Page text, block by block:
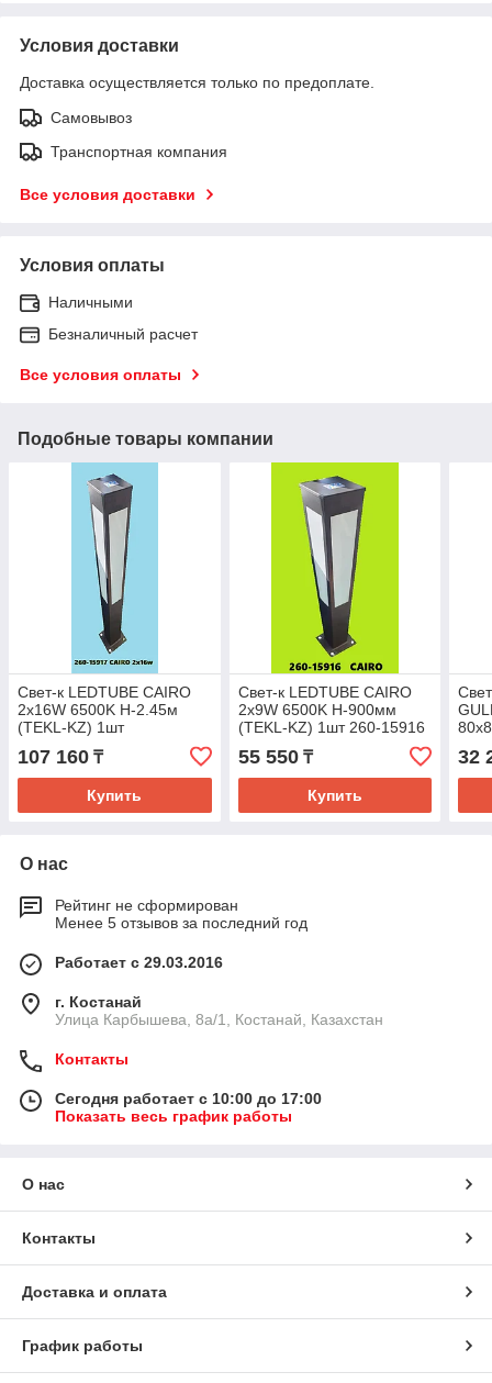
Условия доставки
Доставка осуществляется только по предоплате.
Самовывоз
Транспортная компания
Все условия доставки
Условия оплаты
Наличными
Безналичный расчет
Все условия оплаты
Подобные товары компании
Свет-к LEDTUBE CAIRO
2x16W 6500K H-2.45м
(TEKL-KZ) 1шт
107 160 ₸
Купить
Свет-к LEDTUBE CAIRO
2x9W 6500K H-900мм
(TEKL-KZ) 1шт 260-15916
55 550₸
Купить
32
О нас
Рейтинг не сформирован
Менее 5 отзывов за последний год
Работает с 29.03.2016
г. Костанай
Улица Карбышева, 8а/1, Костанай, Казахстан
Контакты
Сегодня работает с 10:00 до 17:00
Показать весь график работы
О нас
Контакты
Доставка и оплата
График работы